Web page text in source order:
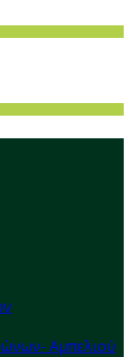
Αμπελιού